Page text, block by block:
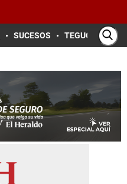
SUCESOS TEGUCIGALPA